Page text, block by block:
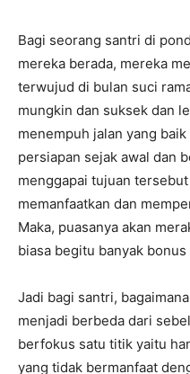
Bagi seorang santri di
mereka berada, mereka
terwujud di bulan suci
mungkin dan suksek dan
menempuh jalan yang
persiapan sejak awal dan
menggapai tujuan
memanfaatkan dan
Maka, puasanya akan
biasa begitu banyak
Jadi bagi santri,
menjadi berbeda dari
berfokus satu titik yaitu
yang tidak bermanfaat